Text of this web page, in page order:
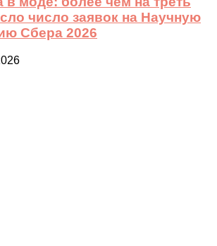
число заявок на Научную
Сбера 2026